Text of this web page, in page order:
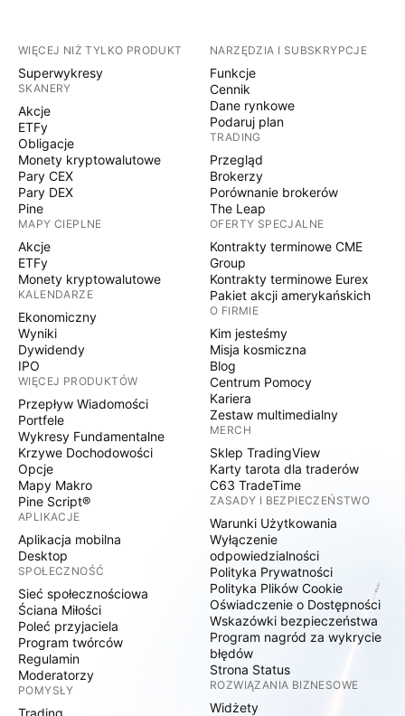
WIĘCEJ NIŻ TYLKO PRODUKT
Superwykresy
SKANERY
Akcje
ETFy
Obligacje
Monety kryptowalutowe
Pary CEX
Pary DEX
Pine
MAPY CIEPLNE
Akcje
ETFy
Monety kryptowalutowe
KALENDARZE
Ekonomiczny
Wyniki
Dywidendy
IPO
WIĘCEJ PRODUKTÓW
Przepływ Wiadomości
Portfele
Wykresy Fundamentalne
Krzywe Dochodowości
Opcje
Mapy Makro
Pine Script®
APLIKACJE
Aplikacja mobilna
Desktop
SPOŁECZNOŚĆ
Sieć społecznościowa
Ściana Miłości
Poleć przyjaciela
Program twórców
Regulamin
Moderatorzy
POMYSŁY
Trading
NARZĘDZIA I SUBSKRYPCJE
Funkcje
Cennik
Dane rynkowe
Podaruj plan
TRADING
Przegląd
Brokerzy
Porównanie brokerów
The Leap
OFERTY SPECJALNE
Kontrakty terminowe CME
Group
Kontrakty terminowe Eurex
Pakiet akcji amerykańskich
O FIRMIE
Kim jesteśmy
Misja kosmiczna
Blog
Centrum Pomocy
Kariera
Zestaw multimedialny
MERCH
Sklep TradingView
Karty tarota dla traderów
C63 TradeTime
ZASADY I BEZPIECZEŃSTWO
Warunki Użytkowania
Wyłączenie
odpowiedzialności
Polityka Prywatności
Polityka Plików Cookie
Oświadczenie o Dostępności
Wskazówki bezpieczeństwa
Program nagród za wykrycie
błędów
Strona Status
ROZWIĄZANIA BIZNESOWE
Widżety